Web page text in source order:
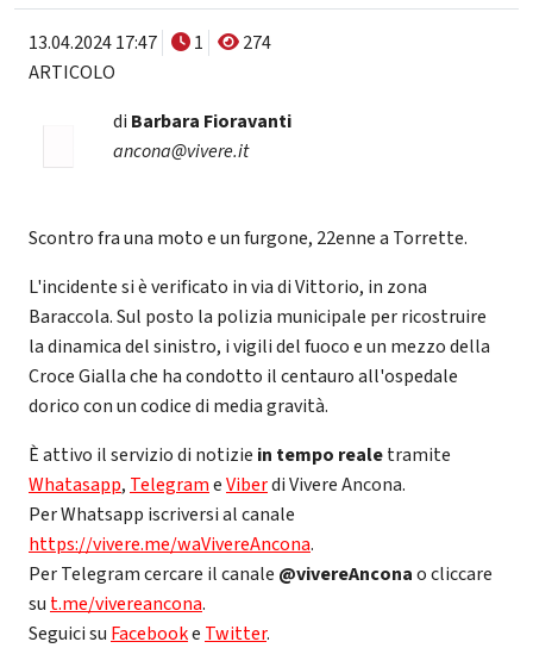
13.04.2024 17:47 1
274
ARTICOLO
di Barbara Fioravanti
ancona@vivere.it
Scontro fra una moto e un furgone, 22enne a Torrette.
L'incidente si è verificato in via di Vittorio, in zona
Baraccola. Sul posto la polizia municipale per ricostruire
la dinamica del sinistro, i vigili del fuoco e un mezzo della
Croce Gialla che ha condotto il centauro all'ospedale
dorico con un codice di media gravità.
È attivo il servizio di notizie in tempo realetramite
Whatasapp, TelegrameViberdi Vivere Ancona.
Per Whatsapp iscriversi al canale
https://vivere.me/waVivereAncona.
Per Telegram cercare il canale @vivereAnconao cliccare
su t.me/vivereancona.
Seguici su Facebooke Twitter.